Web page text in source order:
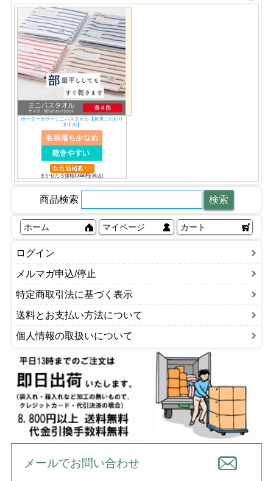
ボーダーカラーミニバスタオル【泉州こだわり
タオル】
まかせたろ価格1,650円(税込)
商品検索
ホーム マイページ カート
ログイン
メルマガ申込/停止
特定商取引法に基づく表示
送料とお支払い方法について
個人情報の取扱いについて
メールでお問い合わせ